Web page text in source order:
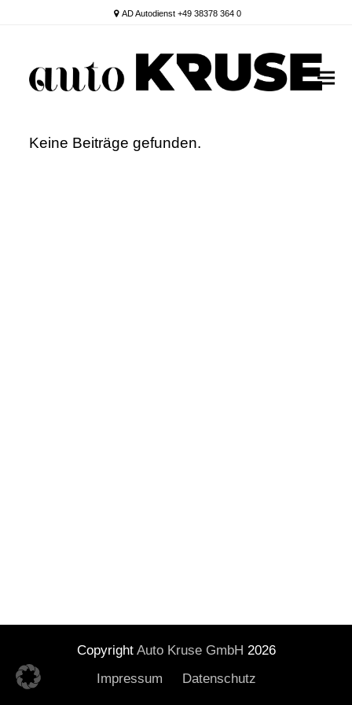
AD Autodienst +49 38378 364 0
Keine Beiträge gefunden.
Copyright Auto Kruse GmbH 2026
Impressum
Datenschutz